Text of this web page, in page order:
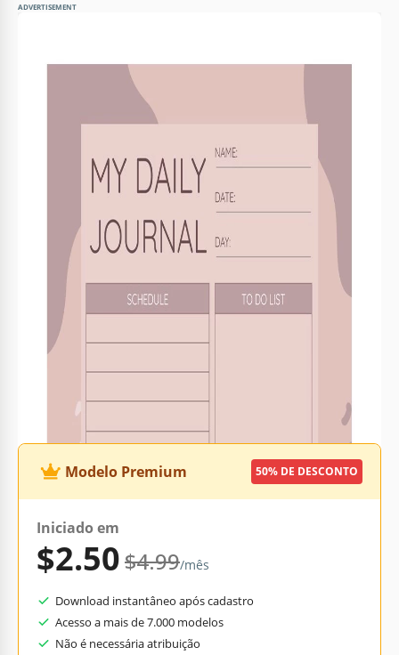
ADVERTISEMENT
September 30, 2021
Adicionado às coleções por 23 Usuários
0 downloads este mês
Sobre este modelo
Seu diário diário deve ficar ótimo - apenas nesse caso, será
agradável para você adicionar novas notas lá. Criamos este
modelo para pessoas com excelente bom gosto. Se você
quer que seu diário seja especial e bonito, esta é uma boa
usá-lo para qualquer finalidade.
Modelo Premium 50% DE DESCONTO
Iniciado em
$2.50$4.99/mês
Download instantâneo após cadastro
Acesso a mais de 7.000 modelos
Não é necessária atribuição